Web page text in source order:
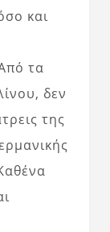
και
τα
δεν
της